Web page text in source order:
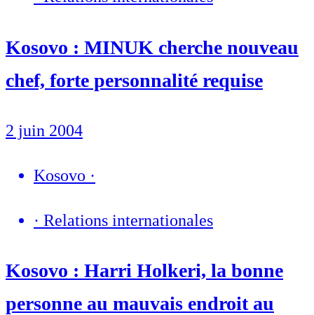
Kosovo : MINUK cherche nouveau
chef, forte personnalité requise
2 juin 2004
Kosovo ·
· Relations internationales
Kosovo : Harri Holkeri, la bonne
personne au mauvais endroit au